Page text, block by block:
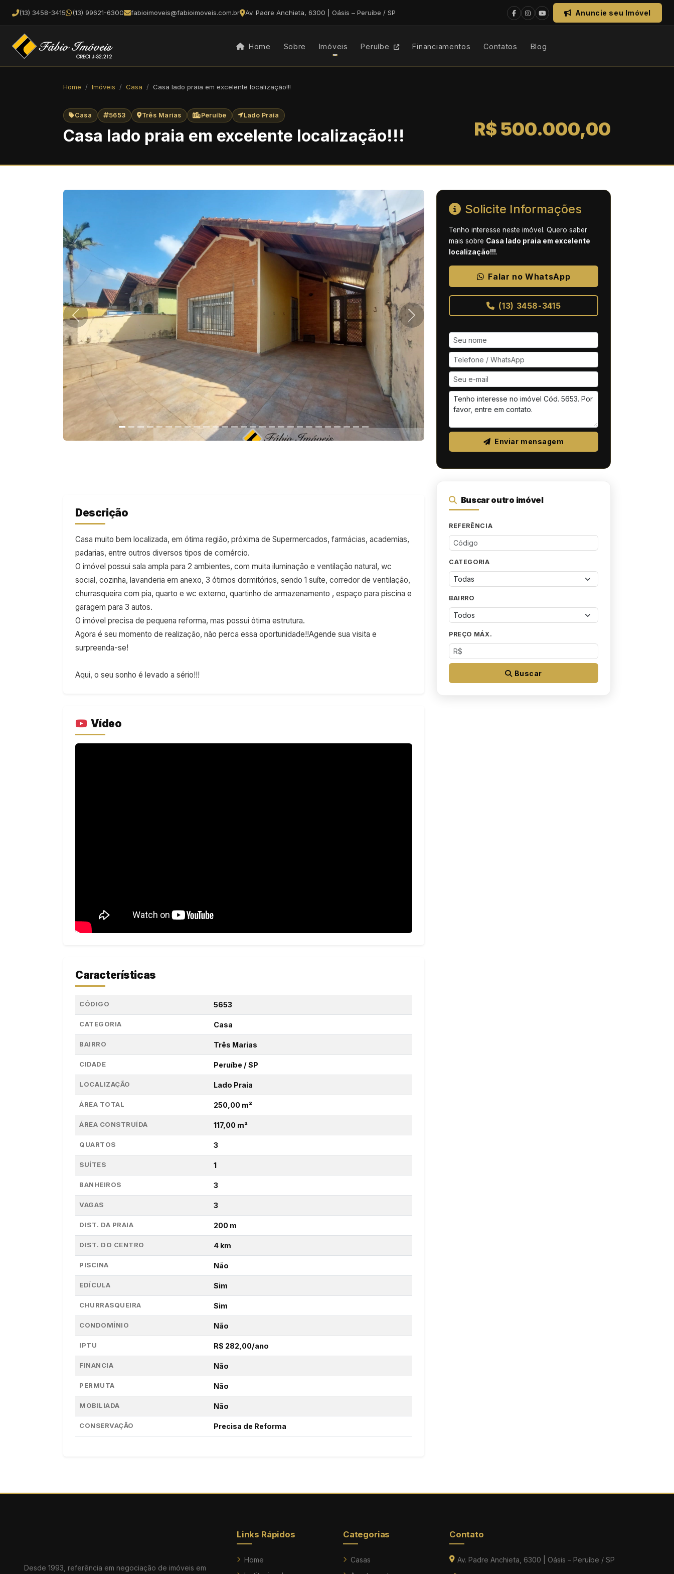
(13) 3458-3415 (13) 99621-6300 fabioimoveis@fabioimoveis.com.br Av. Padre Anchieta, 6300 | Oásis – Peruíbe / SP Anuncie seu Imóvel
Home Sobre Imóveis Peruíbe Financiamentos Contatos Blog
Home Imóveis Casa Casa lado praia em excelente localização!!!
Casa 5653 Três Marias Peruíbe Lado Praia
Casa lado praia em excelente localização!!! R$ 500.000,00
Descrição
Casa muito bem localizada, em ótima região, próxima de Supermercados, farmácias, academias,
padarias, entre outros diversos tipos de comércio.
O imóvel possui sala ampla para 2 ambientes, com muita iluminação e ventilação natural, wc
social, cozinha, lavanderia em anexo, 3 ótimos dormitórios, sendo 1 suíte, corredor de ventilação,
churrasqueira com pia, quarto e wc externo, quartinho de armazenamento , espaço para piscina e
garagem para 3 autos.
O imóvel precisa de pequena reforma, mas possui ótima estrutura.
Agora é seu momento de realização, não perca essa oportunidade!!Agende sua visita e
surpreenda-se!
Aqui, o seu sonho é levado a sério!!!
Vídeo
Características
CÓDIGO 5653
CATEGORIA Casa
BAIRRO Três Marias
CIDADE Peruíbe / SP
LOCALIZAÇÃO Lado Praia
ÁREA TOTAL 250,00 m²
ÁREA CONSTRUÍDA 117,00 m²
QUARTOS 3
SUÍTES 1
BANHEIROS 3
VAGAS 3
DIST. DA PRAIA 200 m
DIST. DO CENTRO 4 km
PISCINA Não
EDÍCULA Sim
CHURRASQUEIRA Sim
CONDOMÍNIO Não
IPTU R$ 282,00/ano
FINANCIA Não
PERMUTA Não
MOBILIADA Não
CONSERVAÇÃO Precisa de Reforma
Solicite Informações
Tenho interesse neste imóvel. Quero saber
mais sobre Casa lado praia em excelente
localização!!!.
Falar no WhatsApp
(13) 3458-3415
Enviar mensagem
Buscar outro imóvel
REFERÊNCIA
CATEGORIA
BAIRRO
PREÇO MÁX.
Buscar
Desde 1993, referência em negociação de imóveis em
Links Rápidos
Home
Categorias
Casas
Contato
Av. Padre Anchieta, 6300 | Oásis – Peruíbe / SP